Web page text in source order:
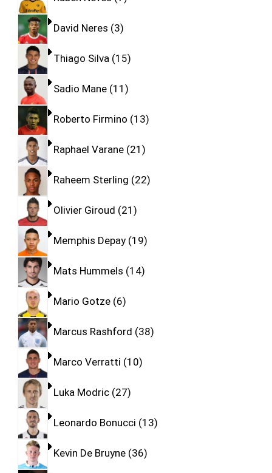
David Neres 3
Thiago Silva 15
Sadio Mane 11
Roberto Firmino 13
Raphael Varane 21
Raheem Sterling 22
Olivier Giroud 21
Memphis Depay 19
Mats Hummels 14
Mario Gotze 6
Marcus Rashford 38
Marco Verratti 10
Luka Modric 27
Leonardo Bonucci 13
Kevin De Bruyne 36